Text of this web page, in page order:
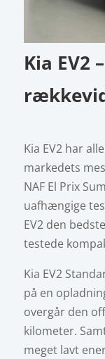
Kia EV2
Kia EV2 har
markedets
NAF El Prix
uafhængige
EV2 den
testede
Kia EV2
på en
overgår den
kilometer.
meget lavt